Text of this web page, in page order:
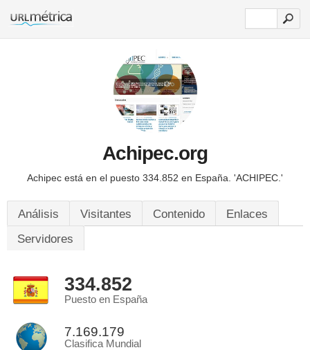
Achipec.org
Achipec está en el puesto 334.852 en España. 'ACHIPEC.'
Análisis Visitantes Contenido
Enlaces
Servidores
334.852
Puesto en España
7.169.179
Clasifica Mundial